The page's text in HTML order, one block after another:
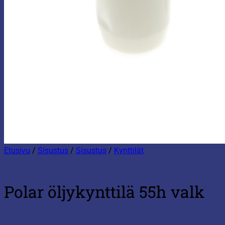
Etusivu / Sisustus / Sisustus / Kynttilät
Polar öljykynttilä 55h valk